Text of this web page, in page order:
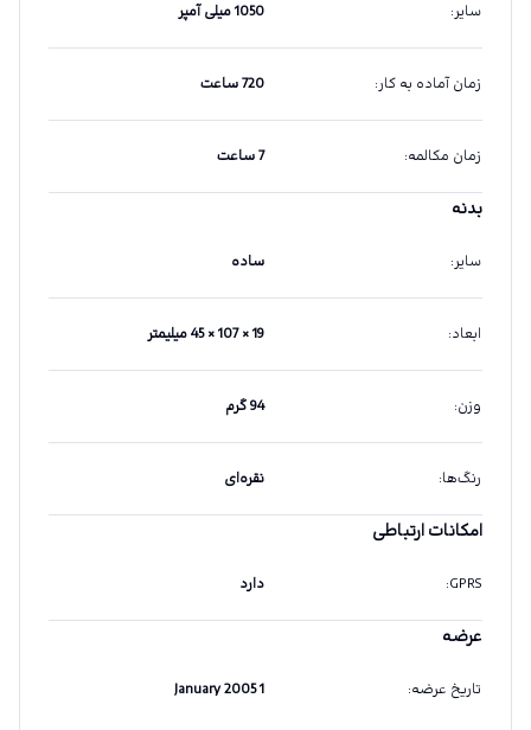
سایر: 1050 میلی آمپر
زمان آماده به کار: 720 ساعت
زمان مکالمه: 7 ساعت
بدنه
سایر: ساده
ابعاد: 19 × 107 × 45 میلیمتر
وزن: 94 گرم
رنگ‌ها: نقره‌ای
امکانات ارتباطی
GPRS
: دارد
عرضه
تاریخ عرضه:
1 January 2005